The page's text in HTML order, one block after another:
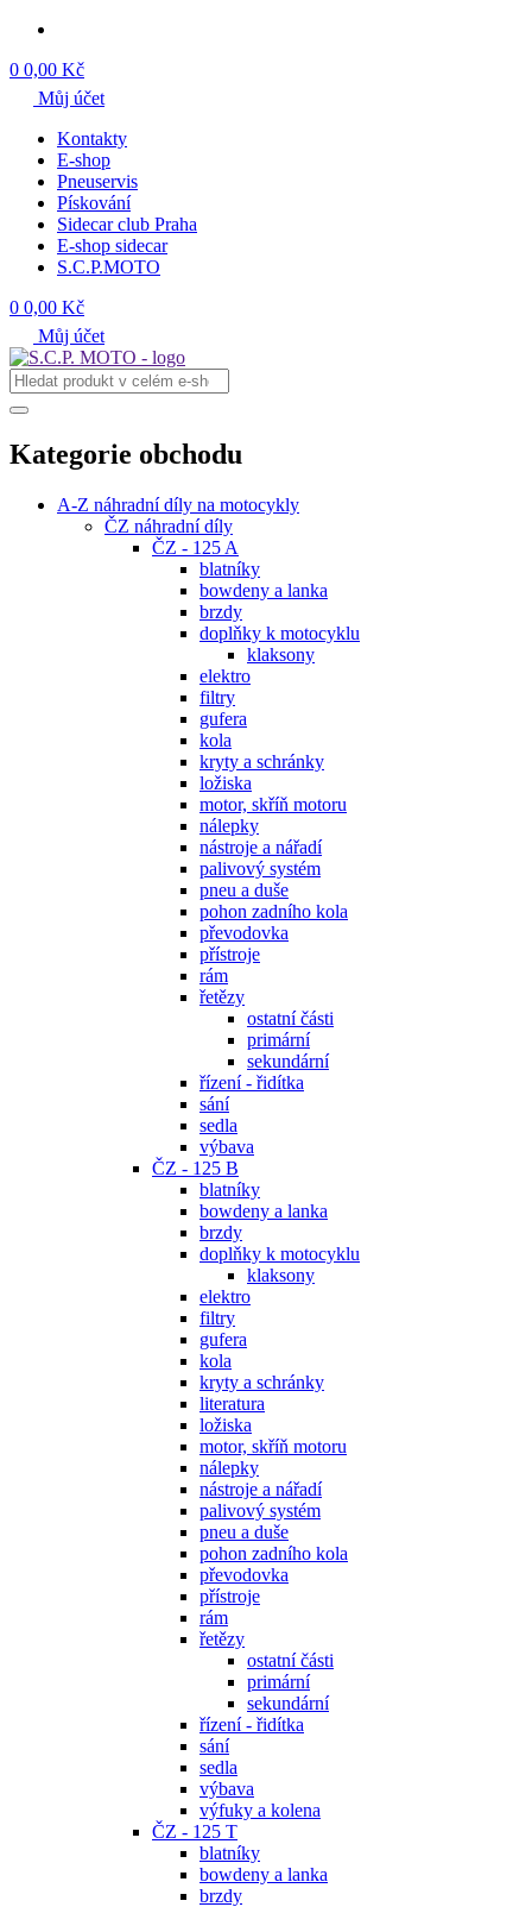
0 0,00 Kč
Můj účet
Kontakty
E-shop
Pneuservis
Pískování
Sidecar club Praha
E-shop sidecar
S.C.P.MOTO
0 0,00 Kč
Můj účet
Kategorie obchodu
A-Z náhradní díly na motocykly
ČZ náhradní díly
ČZ - 125 A
blatníky
bowdeny a lanka
brzdy
doplňky k motocyklu
klaksony
elektro
filtry
gufera
kola
kryty a schránky
ložiska
motor, skříň motoru
nálepky
nástroje a nářadí
palivový systém
pneu a duše
pohon zadního kola
převodovka
přístroje
rám
řetězy
ostatní části
primární
sekundární
řízení - řidítka
sání
sedla
výbava
ČZ - 125 B
blatníky
bowdeny a lanka
brzdy
doplňky k motocyklu
klaksony
elektro
filtry
gufera
kola
kryty a schránky
literatura
ložiska
motor, skříň motoru
nálepky
nástroje a nářadí
palivový systém
pneu a duše
pohon zadního kola
převodovka
přístroje
rám
řetězy
ostatní části
primární
sekundární
řízení - řidítka
sání
sedla
výbava
výfuky a kolena
ČZ - 125 T
blatníky
bowdeny a lanka
brzdy